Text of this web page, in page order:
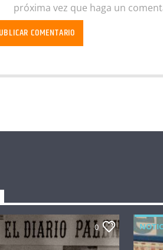
próxima vez que haga un
0